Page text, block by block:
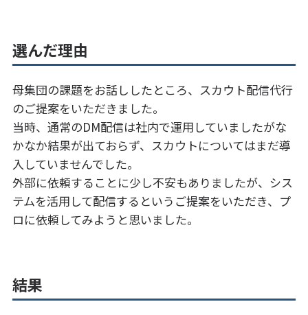
選んだ理由
母集団の課題をお話ししたところ、スカウト配信代行
のご提案をいただきました。
当時、通常のDM配信は社内で運用していましたがな
かなか結果が出ておらず、スカウトについてはまだ導
入していませんでした。
外部に依頼することに少し不安もありましたが、シス
テムを活用して配信するというご提案をいただき、プ
ロに依頼してみようと思いました。
結果